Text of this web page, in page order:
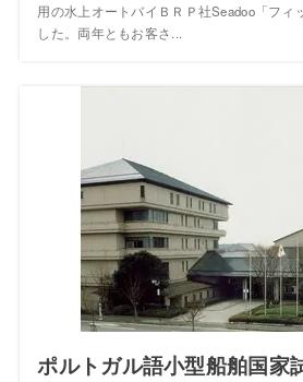
用の水上オートバイＢＲＰ社Seadoo「フィ
した。両年ともお客さ...
ポルトガル語小型船舶国家